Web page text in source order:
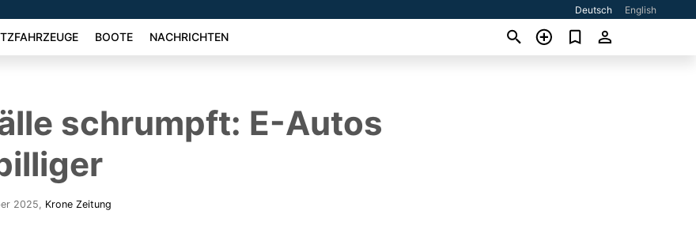
Deutsch English
BOOTE NACHRICHTEN
schrumpft: E-Autos
2025 Krone Zeitung